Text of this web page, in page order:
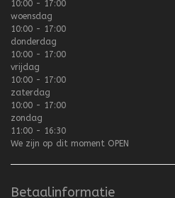
10:00 - 17:00
woensdag
10:00 - 17:00
donderdag
10:00 - 17:00
vrijdag
10:00 - 17:00
zaterdag
10:00 - 17:00
zondag
11:00 - 16:30
We zijn op dit moment OPEN
Betaalinformatie